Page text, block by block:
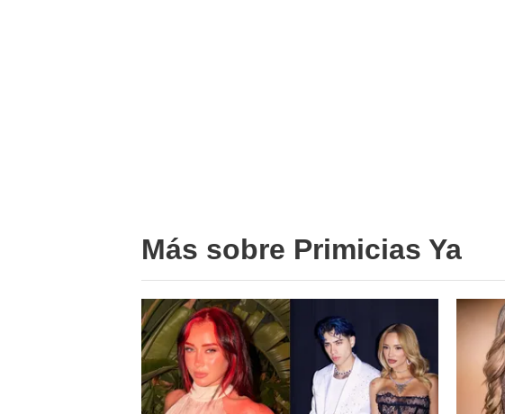
Más sobre Primicias Ya